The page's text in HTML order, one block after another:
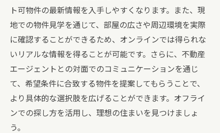
ト可物件の最新情報を入手しやすくなります。また、現
地での物件見学を通じて、部屋の広さや周辺環境を実際
に確認することができるため、オンラインでは得られな
いリアルな情報を得ることが可能です。さらに、不動産
エージェントとの対面でのコミュニケーションを通じ
て、希望条件に合致する物件を提案してもらうことで、
より具体的な選択肢を広げることができます。オフライ
ンでの探し方を活用し、理想の住まいを見つけましょ
う。